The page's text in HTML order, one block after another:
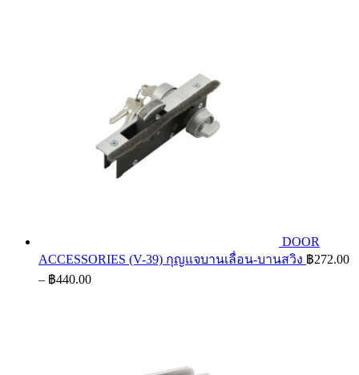
DOOR
ACCESSORIES (V-39) กุญแจบานเลื่อน-บานสวิง ฿272.00
– ฿440.00Price